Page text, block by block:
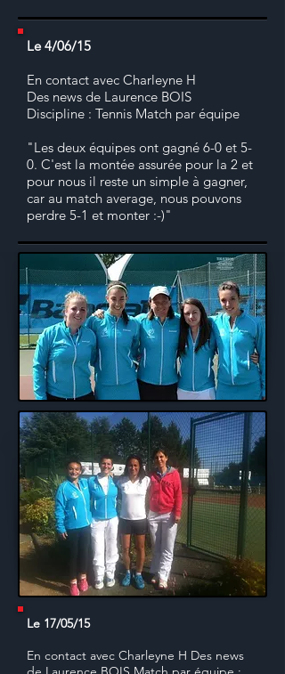
Le 4/06/15
En contact avec Charleyne H
Des news de Laurence BOIS
Discipline : Tennis Match par équipe
"Les deux équipes ont gagné 6-0 et 5-
0. C'est la montée assurée pour la 2 et
pour nous il reste un simple à gagner,
car au match average, nous pouvons
perdre 5-1 et monter :-)"
Le 17/05/15
En contact avec Charleyne H Des news